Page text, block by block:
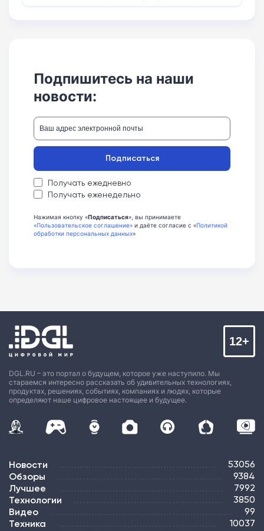
Подпишитесь на наши
новости:
Получать ежедневно
Получать еженедельно
Подписаться
Нажимая кнопку «Подписаться», вы принимаете
«Пользовательское соглашение» и даёте согласие с «Политикой
обработки персональных данных»
DGL.RU – это портал о будущем, которое уже наступило. Мы
стараемся интересно рассказать об удивительных технологиях,
продуктах, решениях, событиях, компаниях и людях, которые
определяют наше цифровое настоящее и будущее.
12+
Новости 53056
Обзоры 9384
Лучшее 7992
Технологии 3850
Видео 99
Техника 10037